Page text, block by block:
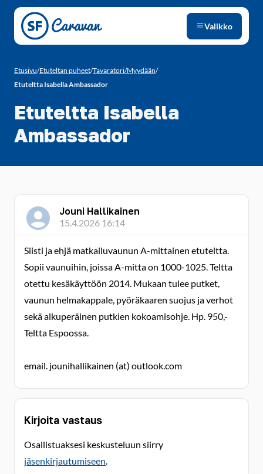
Siirry sivun sisältöön
Valikko
Etusivu/Etuteltan puheet/Tavaratori/Myydään/
Etuteltta Isabella Ambassador
Etuteltta Isabella
Ambassador
Jouni Hallikainen
15.4.2026 16:14
Siisti ja ehjä matkailuvaunun A-mittainen etuteltta.
Sopii vaunuihin, joissa A-mitta on 1000-1025. Teltta
otettu kesäkäyttöön 2014. Mukaan tulee putket,
vaunun helmakappale, pyöräkaaren suojus ja verhot
sekä alkuperäinen putkien kokoamisohje. Hp. 950,-
Teltta Espoossa.
email. jounihallikainen (at) outlook.com
Kirjoita vastaus
Osallistuaksesi keskusteluun siirry
jäsenkirjautumiseen.